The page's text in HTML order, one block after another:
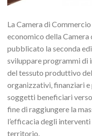
La Camera di
economico della Camera
pubblicato la seconda
sviluppare programmi di
del tessuto produttivo
organizzativi, finanziari e
soggetti beneficiari
fine di raggiungere la
l’efficacia degli
territorio.